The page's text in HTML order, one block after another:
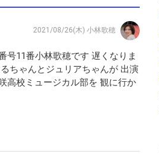
2021/08/26(木)小林歌穂
号11番小林歌穂です 遅くなりま
ちゃんとジュリアちゃんが 出演
高校ミュージカル部を 観に行か